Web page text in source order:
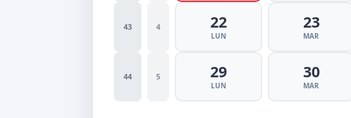
43 4 22
LUN
23
MAR
44 5 29
LUN
30
MAR